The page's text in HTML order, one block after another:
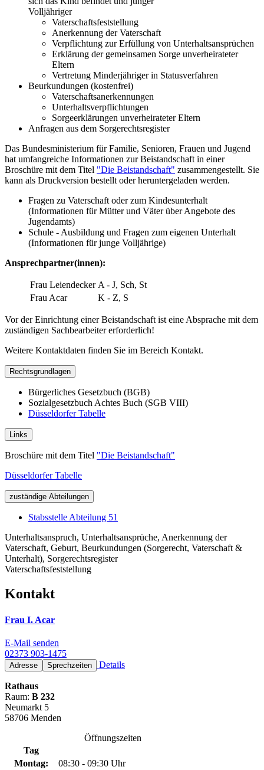
Volljähriger
Vaterschaftsfeststellung
Anerkennung der Vaterschaft
Verpflichtung zur Erfüllung von Unterhaltsansprüchen
Erklärung der gemeinsamen Sorge unverheirateter
Eltern
Vertretung Minderjähriger in Statusverfahren
Beurkundungen (kostenfrei)
Vaterschaftsanerkennungen
Unterhaltsverpflichtungen
Sorgeerklärungen unverheirateter Eltern
Anfragen aus dem Sorgerechtsregister
Das Bundesministerium für Familie, Senioren, Frauen und Jugend
hat umfangreiche Informationen zur Beistandschaft in einer
Broschüre mit dem Titel "Die Beistandschaft" zusammengestellt. Sie
kann als Druckversion bestellt oder heruntergeladen werden.
Fragen zu Vaterschaft oder zum Kindesunterhalt
(Informationen für Mütter und Väter über Angebote des
Jugendamts)
Schule - Ausbildung und Fragen zum eigenen Unterhalt
(Informationen für junge Volljährige)
Ansprechpartner(innen):
Frau Leiendecker A - J, Sch, St
Frau Acar
K - Z, S
Vor der Einrichtung einer Beistandschaft ist eine Absprache mit dem
zuständigen Sachbearbeiter erforderlich!
Weitere Kontaktdaten finden Sie im Bereich Kontakt.
Rechtsgrundlagen
Bürgerliches Gesetzbuch (BGB)
Sozialgesetzbuch Achtes Buch (SGB VIII)
Düsseldorfer Tabelle
Links
Broschüre mit dem Titel "Die Beistandschaft"
Düsseldorfer Tabelle
zuständige Abteilungen
Stabsstelle Abteilung 51
Unterhaltsanspruch, Unterhaltsansprüche, Anerkennung der
Vaterschaft, Geburt, Beurkundungen (Sorgerecht, Vaterschaft &
Unterhalt), Sorgerechtsregister
Vaterschaftsfeststellung
Kontakt
Frau I. Acar
E-Mail senden
02373 903-1475
Adresse Sprechzeiten Details
Rathaus
Raum: B 232
Neumarkt 5
58706 Menden
Öffnungszeiten
Tag
Montag:
08:30 - 09:30 Uhr